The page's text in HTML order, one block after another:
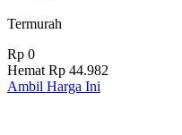
Termurah
Rp 0
Hemat Rp 44.982
Ambil Harga Ini